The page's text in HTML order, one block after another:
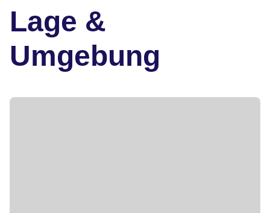
Lage &
Umgebung